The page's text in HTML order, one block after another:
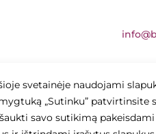
svetainėje naudojami
„Sutinku” patvirtinsite
savo sutikimą
nuotraukos yra Betono